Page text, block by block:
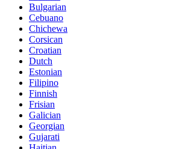
Bulgarian
Cebuano
Chichewa
Corsican
Croatian
Dutch
Estonian
Filipino
Finnish
Frisian
Galician
Georgian
Gujarati